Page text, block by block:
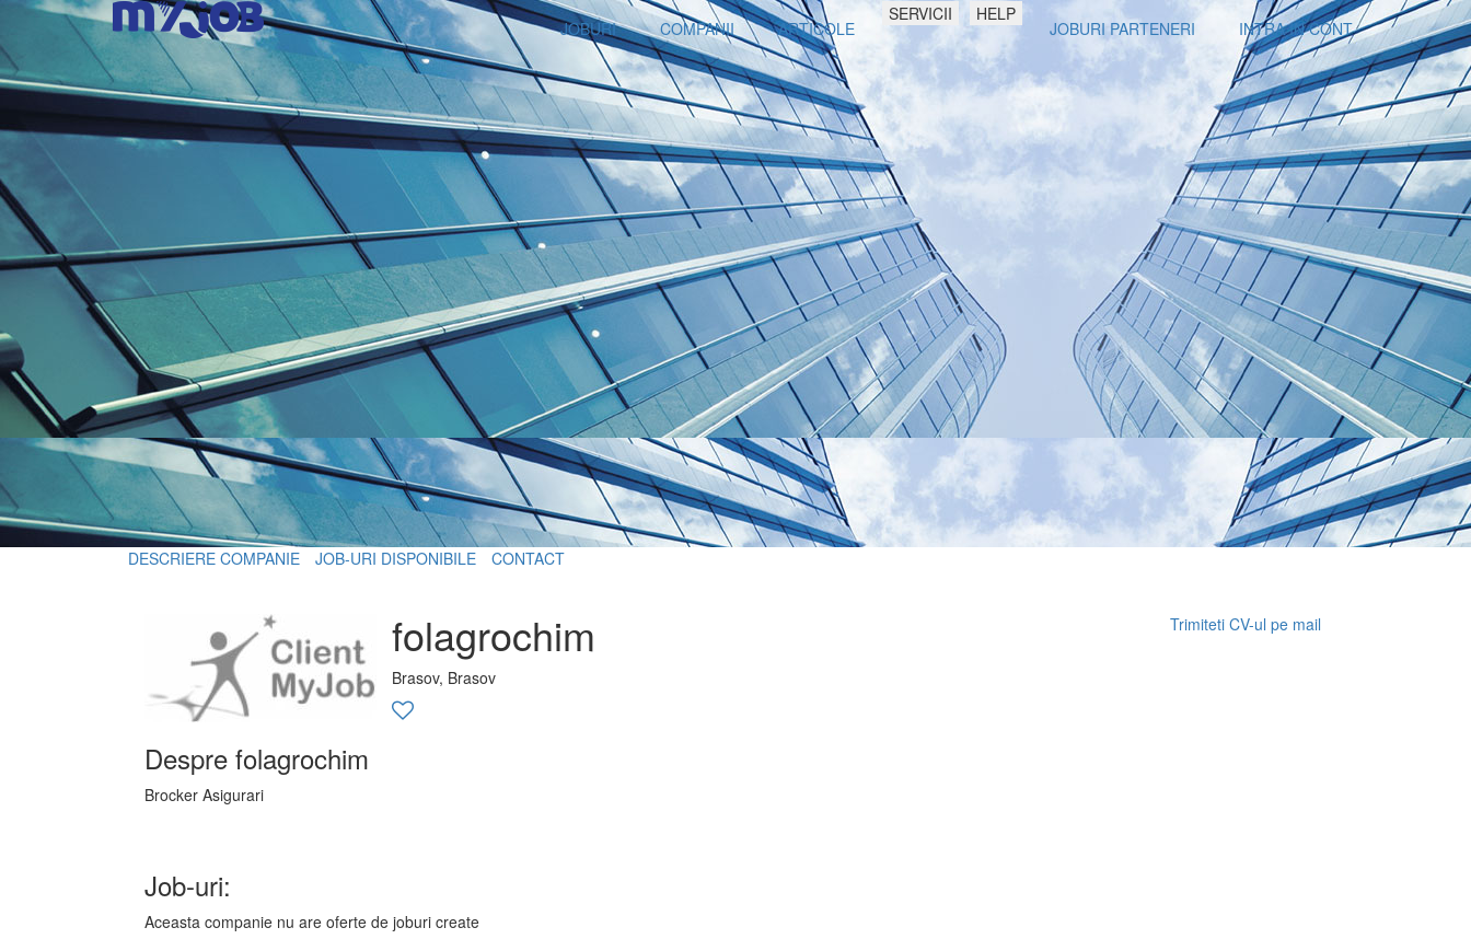
JOBURI COMPANII ARTICOLE
SERVICII HELP
JOBURI PARTENERI INTRA IN CONT
DESCRIERE COMPANIE JOB-URI DISPONIBILE CONTACT
folagrochim
Brasov, Brasov
Trimiteti CV-ul pe mail
Despre folagrochim
Brocker Asigurari
Job-uri:
Aceasta companie nu are oferte de joburi create